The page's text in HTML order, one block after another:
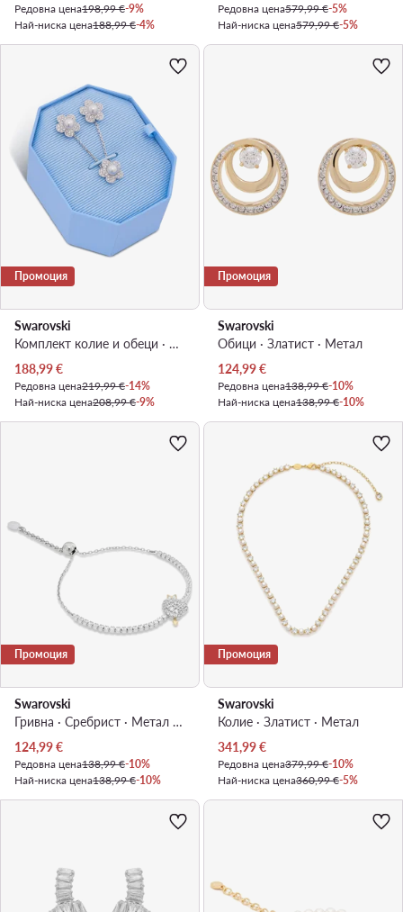
Редовна цена198,99 €-9%
Най-ниска цена188,99 €-4%
Редовна цена579,99 €-5%
Най-ниска цена579,99 €-5%
Промоция
Swarovski
Комплект колие и обеци · Сребрист · Mетал
Актуална цена
188,99€
Редовна цена219,99 €-14%
Най-ниска цена208,99 €-9%
Промоция
Swarovski
Обици · Златист · Mетал
Актуална цена
124,99€
Редовна цена138,99 €-10%
Най-ниска цена138,99 €-10%
Промоция
Swarovski
Гривна · Сребрист · Метал с родиево покритие
Актуална цена
124,99€
Редовна цена138,99 €-10%
Най-ниска цена138,99 €-10%
Промоция
Swarovski
Колие · Златист · Mетал
Актуална цена
341,99€
Редовна цена379,99 €-10%
Най-ниска цена360,99 €-5%